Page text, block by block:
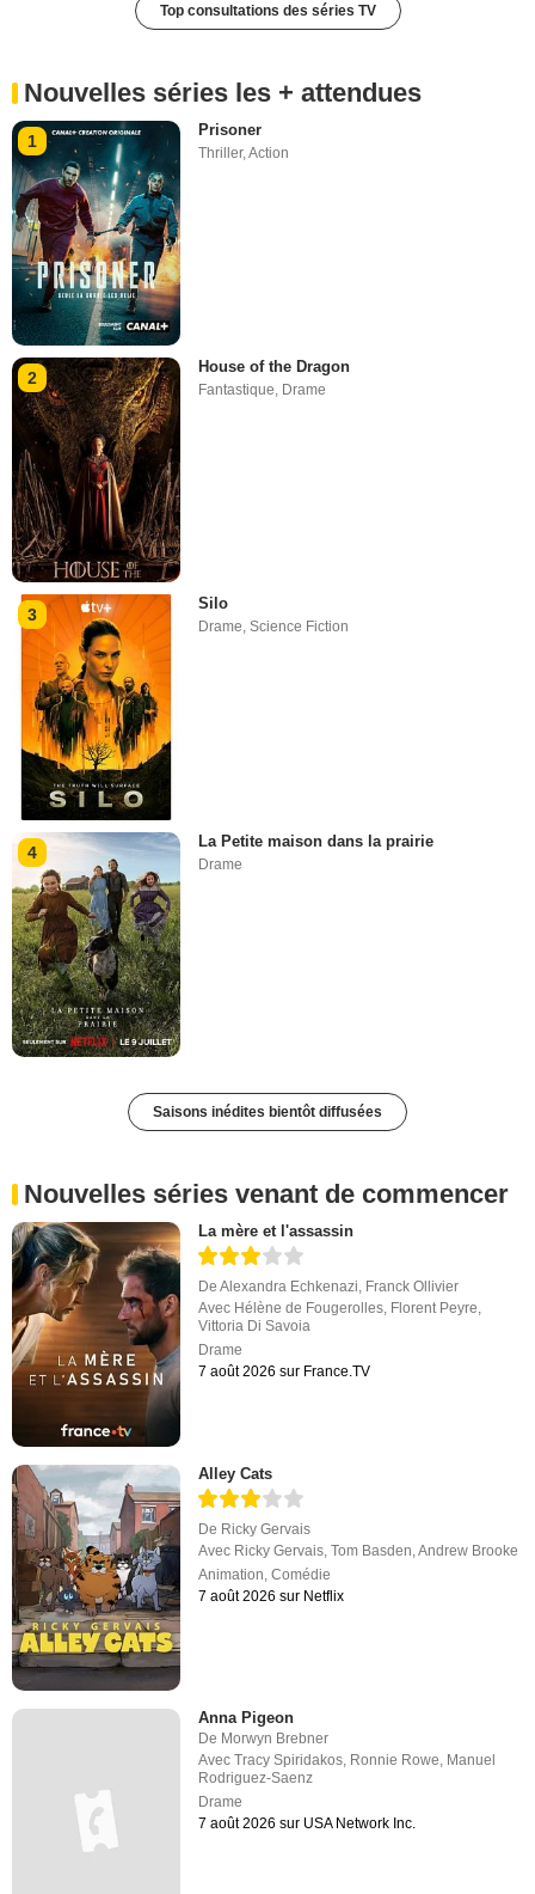
Top consultations des séries TV
Nouvelles séries les + attendues
1
Prisoner
Thriller,Action
2
House of the Dragon
Fantastique, Drame
3
Silo
Drame,Science Fiction
4
La Petite maison dans la prairie
Drame
Saisons inédites bientôt diffusées
Nouvelles séries venant de commencer
La mère et l'assassin
DeAlexandra Echkenazi, Franck Ollivier
Avec Hélène de Fougerolles, Florent Peyre,
Vittoria Di Savoia
Drame
7 août 2026 sur France.TV
Alley Cats
De Ricky Gervais
Avec Ricky Gervais,Tom Basden,Andrew Brooke
Animation,Comédie
7 août 2026 sur Netflix
Anna Pigeon
De Morwyn Brebner
AvecTracy Spiridakos Ronnie Rowe Manuel
Rodriguez-Saenz
Drame
7 août 2026 sur USA Network Inc.